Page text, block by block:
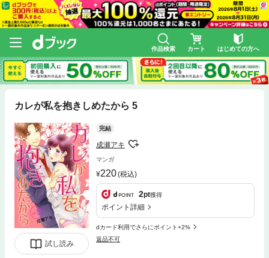
作品検索 カート はじめての方へ
カレが私を抱きしめたから 5
試し読み
完結
成瀬アキ
マンガ
220(税込)
2pt獲得
ポイント詳細
dカード利用でさらにポイント+2%
返品不可